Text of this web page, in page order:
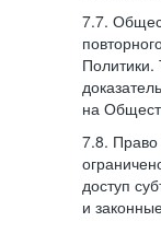
7.7.
Политики.
на
7.8. Право
доступ
и